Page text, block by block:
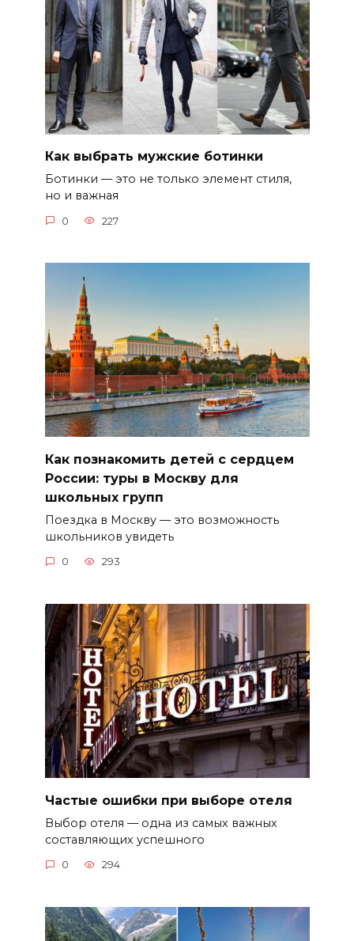
Как выбрать мужские ботинки
Ботинки — это не только элемент стиля,
но и важная
0 227
Как познакомить детей с сердцем
России: туры в Москву для
школьных групп
Поездка в Москву — это возможность
школьников увидеть
0 293
Частые ошибки при выборе отеля
Выбор отеля — одна из самых важных
составляющих успешного
0 294